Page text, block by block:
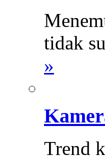
tidak
»
Trend